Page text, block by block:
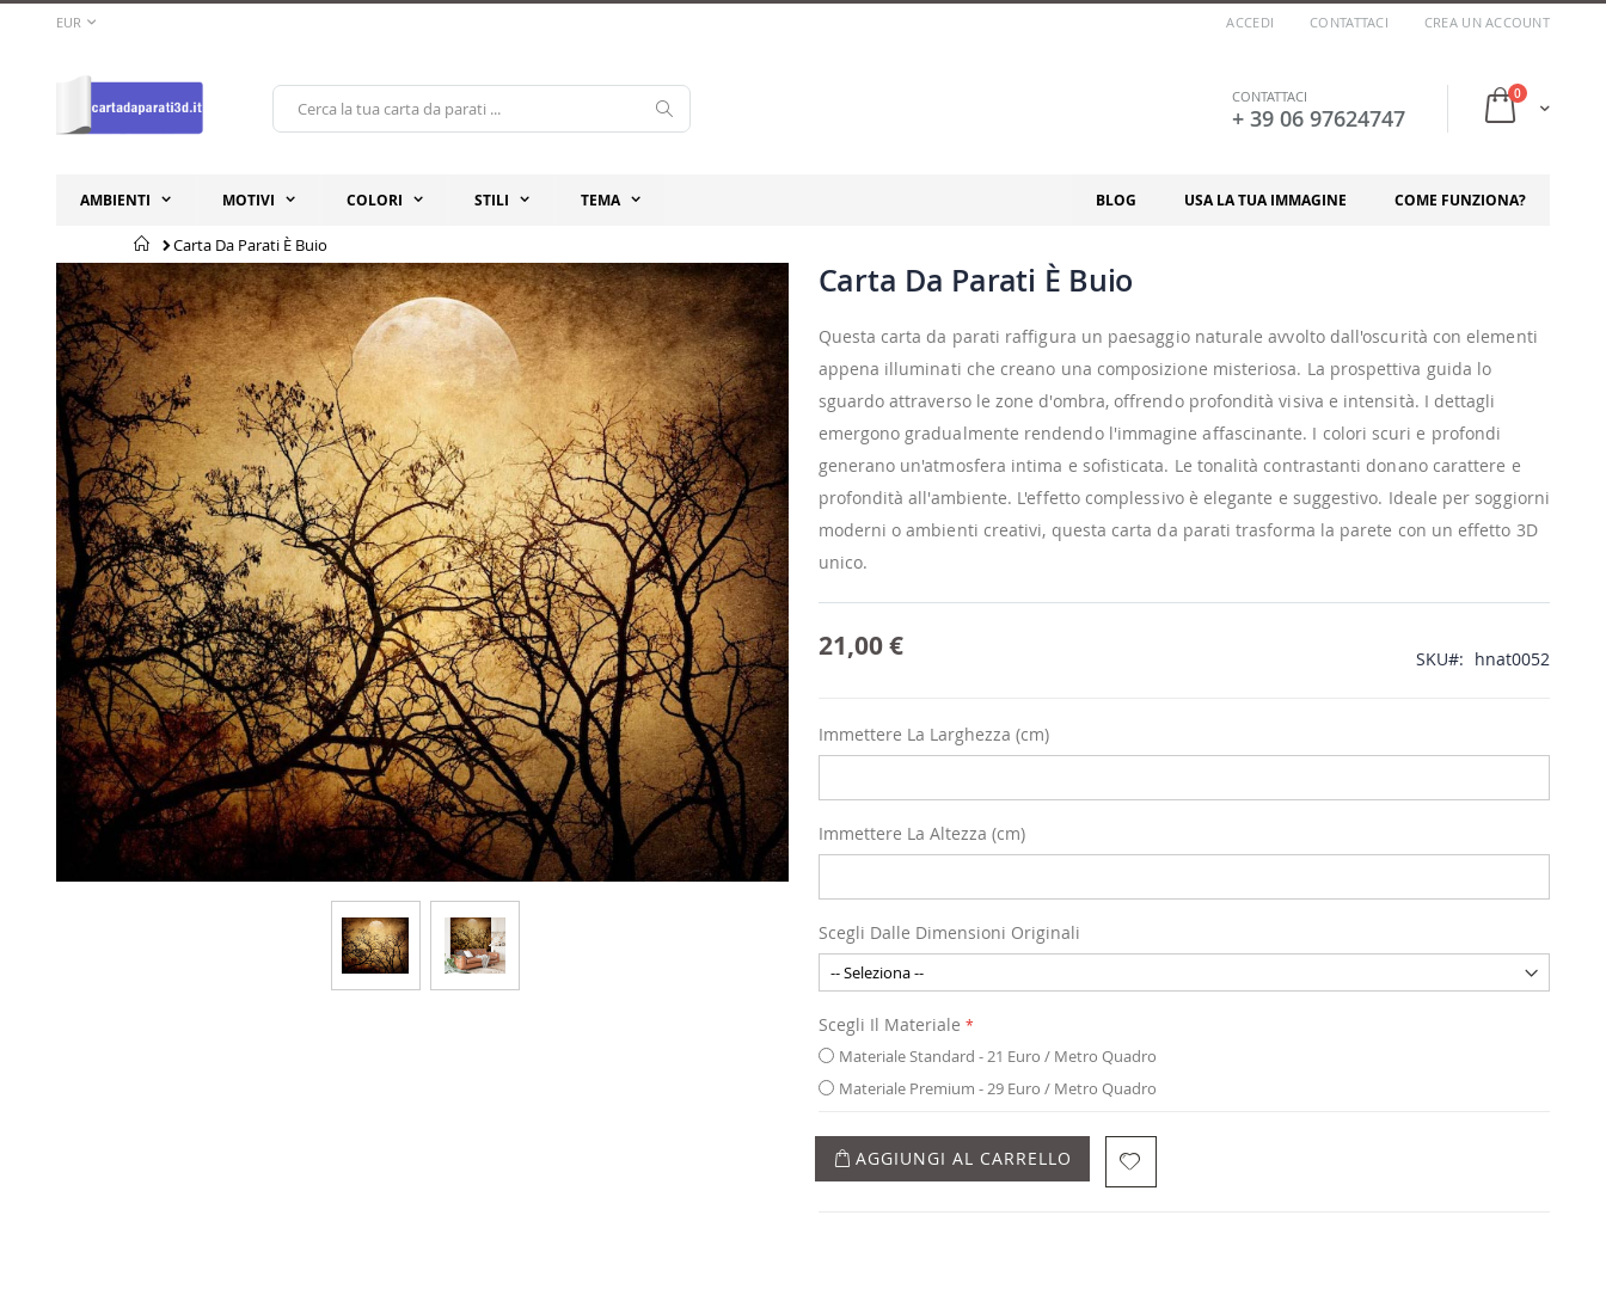
Salta
VALUTA
EUR ACCEDI CONTATTACI CREA UN ACCOUNT
Cart
0elementi
CONTATTACI
+ 39 06 97624747
AMBIENTI MOTIVI COLORI STILI TEMA COME FUNZIONA?
USA LA TUA IMMAGINE
BLOG
Home
Carta Da Parati È Buio
Vai
alla
fine
della
galleria
di
immagini
Vai
all'inizio
della
galleria
di
immagini
Carta Da Parati È Buio
Questa carta da parati raffigura un paesaggio naturale avvolto dall'oscurità con elementi
appena illuminati che creano una composizione misteriosa. La prospettiva guida lo
sguardo attraverso le zone d'ombra, offrendo profondità visiva e intensità. I dettagli
emergono gradualmente rendendo l'immagine affascinante. I colori scuri e profondi
generano un'atmosfera intima e sofisticata. Le tonalità contrastanti donano carattere e
profondità all'ambiente. L'effetto complessivo è elegante e suggestivo. Ideale per soggiorni
moderni o ambienti creativi, questa carta da parati trasforma la parete con un effetto 3D
unico.
21,00 € SKU hnat0052
Immettere La Larghezza (cm)
Immettere La Altezza (cm)
Scegli Dalle Dimensioni Originali
Scegli Il Materiale
Materiale Standard - 21 Euro / Metro Quadro
Materiale Premium - 29 Euro / Metro Quadro
AGGIUNGI AL CARRELLO